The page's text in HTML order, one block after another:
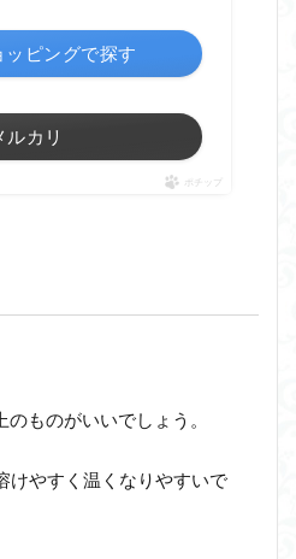
ッピングで探す
ルカリ
ポチップ
ものがいいでしょう。
けやすく温くなりやすいで